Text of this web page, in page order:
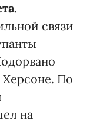
связи
Херсоне. По
на